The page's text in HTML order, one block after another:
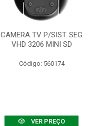
CAMERA TV P/SIST. SEG
VHD 3206 MINI SD
Código: 560174
VER PREÇO